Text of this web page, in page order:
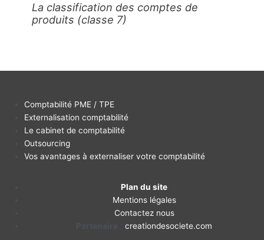
La classification des comptes de
produits (classe 7)
Comptabilité PME / TPE
Externalisation comptabilité
Le cabinet de comptabilité
Outsourcing
Vos avantages à externaliser votre comptabilité
Plan du site
Mentions légales
Contactez nous
:creationdesociete.com